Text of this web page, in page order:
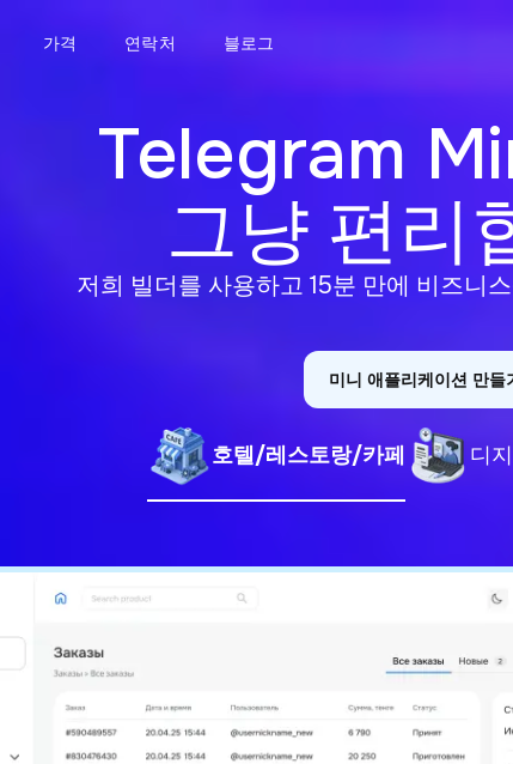
가격 연락처 블로그
Telegram
그냥 편리
저희 빌더를 사용하고 15분 만에 비즈니
미니 애플리케이션 만들
호텔/레스토랑/카페 디